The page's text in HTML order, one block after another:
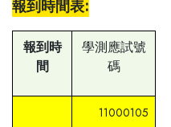
報到時間表:
報到時
間
學測應試號
碼
11000105